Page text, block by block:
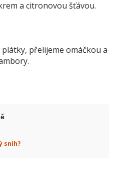
a citronovou šťávou.
přelijeme omáčkou a
sníh?